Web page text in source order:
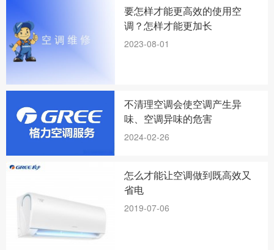
要怎样才能更高效的使用空
调？怎样才能更加长
2023-08-01
不清理空调会使空调产生异
味、空调异味的危害
2024-02-26
怎么才能让空调做到既高效又
省电
2019-07-06